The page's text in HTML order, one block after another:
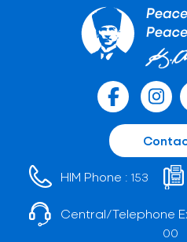
HIM Phone : 153
Central/Telephone
00